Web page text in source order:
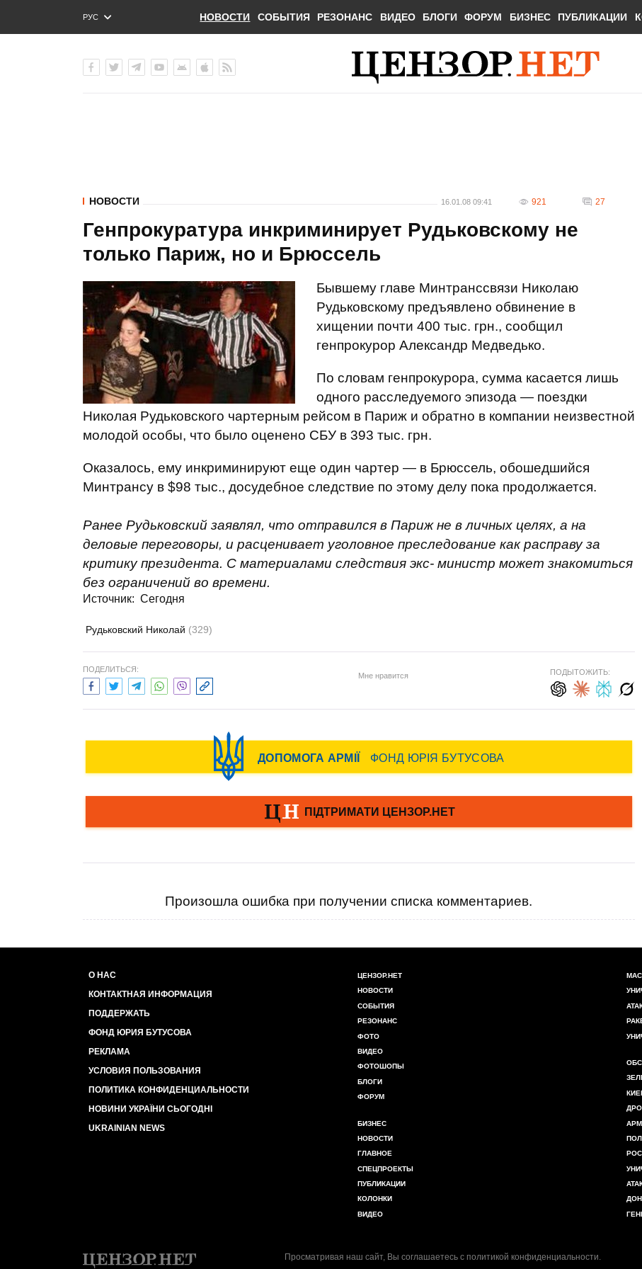
РУС
ENG
НОВОСТИ СОБЫТИЯ РЕЗОНАНС ВИДЕО БЛОГИ ФОРУМ БИЗНЕС ПУБЛИКАЦИИ
НОВОСТИ 16.01.08 09:41 921 27
Генпрокуратура инкриминирует Рудьковскому не
только Париж, но и Брюссель
Бывшему главе Минтранссвязи Николаю
Рудьковскому предъявлено обвинение в
хищении почти 400 тыс. грн., сообщил
генпрокурор Александр Медведько.
По словам генпрокурора, сумма касается лишь
одного расследуемого эпизода — поездки
Николая Рудьковского чартерным рейсом в Париж и обратно в компании неизвестной
молодой особы, что было оценено СБУ в 393 тыс. грн.
Оказалось, ему инкриминируют еще один чартер — в Брюссель, обошедшийся
Минтрансу в $98 тыс., досудебное следствие по этому делу пока продолжается.
Ранее Рудьковский заявлял, что отправился в Париж не в личных целях, а на
деловые переговоры, и расценивает уголовное преследование как расправу за
критику президента. С материалами следствия экс- министр может знакомиться
без ограничений во времени.
Источник: Сегодня
Рудьковский Николай (329)
ПОДЕЛИТЬСЯ:
Мне нравится ПОДЫТОЖИТЬ:
Произошла ошибка при получении списка комментариев.
О НАС
КОНТАКТНАЯ ИНФОРМАЦИЯ
ПОДДЕРЖАТЬ
ФОНД ЮРИЯ БУТУСОВА
РЕКЛАМА
УСЛОВИЯ ПОЛЬЗОВАНИЯ
ПОЛИТИКА КОНФИДЕНЦИАЛЬНОСТИ
НОВИНИ УКРАЇНИ СЬОГОДНІ
UKRAINIAN NEWS
ЦЕНЗОР.НЕТ
НОВОСТИ
СОБЫТИЯ
РЕЗОНАНС
ФОТО
ВИДЕО
ФОТОШОПЫ
БЛОГИ
ФОРУМ
БИЗНЕС
НОВОСТИ
ГЛАВНОЕ
СПЕЦПРОЕКТЫ
ПУБЛИКАЦИИ
КОЛОНКИ
ВИДЕО
Просматривая наш сайт, Вы соглашаетесь с политикой конфиденциальности.